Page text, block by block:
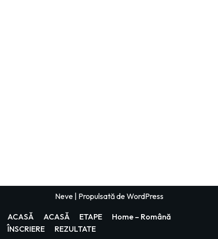
Neve| Propulsată deWordPress
ACASĂ ACASĂ ETAPE
Home – Română
ÎNSCRIERE
REZULTATE